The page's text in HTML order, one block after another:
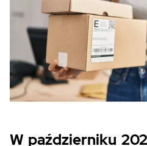
W październiku